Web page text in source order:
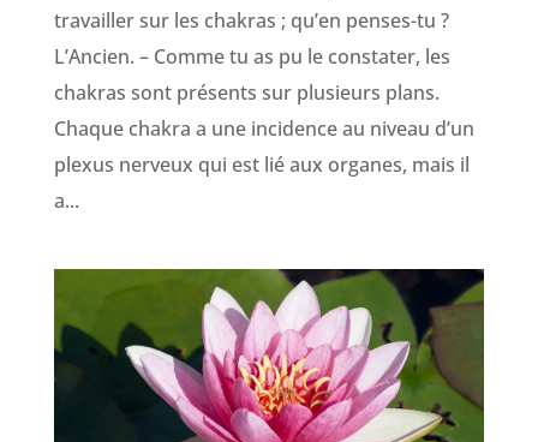
travailler sur les chakras ; qu’en penses-tu ?
L’Ancien. – Comme tu as pu le constater, les
chakras sont présents sur plusieurs plans.
Chaque chakra a une incidence au niveau d’un
plexus nerveux qui est lié aux organes, mais il
a...